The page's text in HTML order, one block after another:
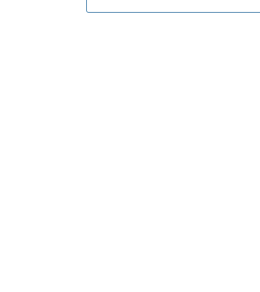
Форма в наличии
Система скидок и наценок